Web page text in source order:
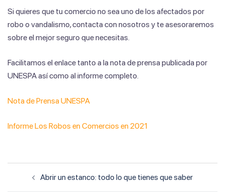
Si quieres que tu comercio no sea uno de los afectados por
robo o vandalismo, contacta con nosotros y te asesoraremos
sobre el mejor seguro que necesitas.
Facilitamos el enlace tanto a la nota de prensa publicada por
UNESPA así como al informe completo.
Nota de Prensa UNESPA
Informe Los Robos en Comercios en 2021
Abrir un estanco: todo lo que tienes que saber